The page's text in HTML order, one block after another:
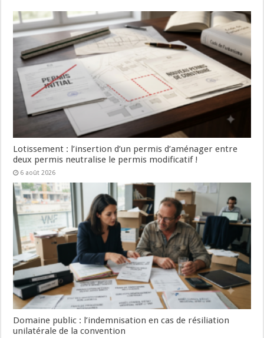
Lotissement : l’insertion d’un permis d’aménager entre
deux permis neutralise le permis modificatif !
6 août 2026
Domaine public : l’indemnisation en cas de résiliation
unilatérale de la convention